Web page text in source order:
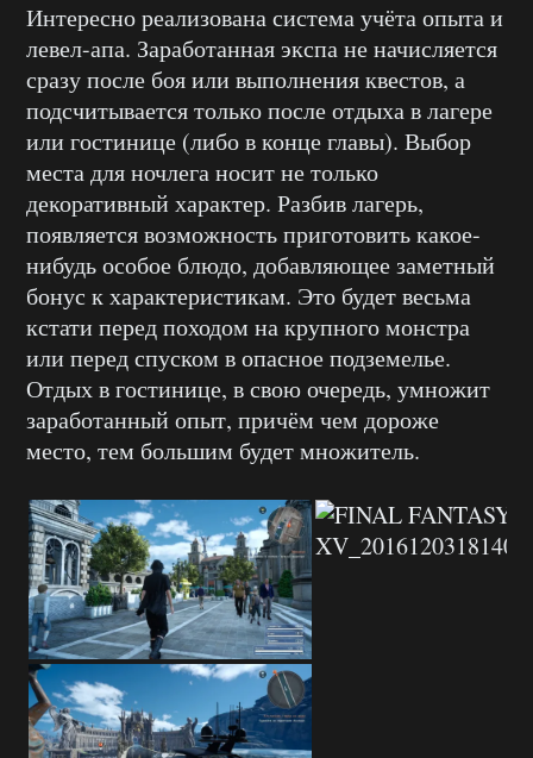
Интересно реализована система учёта опыта и
левел-апа. Заработанная экспа не начисляется
сразу после боя или выполнения квестов, а
подсчитывается только после отдыха в лагере
или гостинице (либо в конце главы). Выбор
места для ночлега носит не только
декоративный характер. Разбив лагерь,
появляется возможность приготовить какое-
нибудь особое блюдо, добавляющее заметный
бонус к характеристикам. Это будет весьма
кстати перед походом на крупного монстра
или перед спуском в опасное подземелье.
Отдых в гостинице, в свою очередь, умножит
заработанный опыт, причём чем дороже
место, тем большим будет множитель.